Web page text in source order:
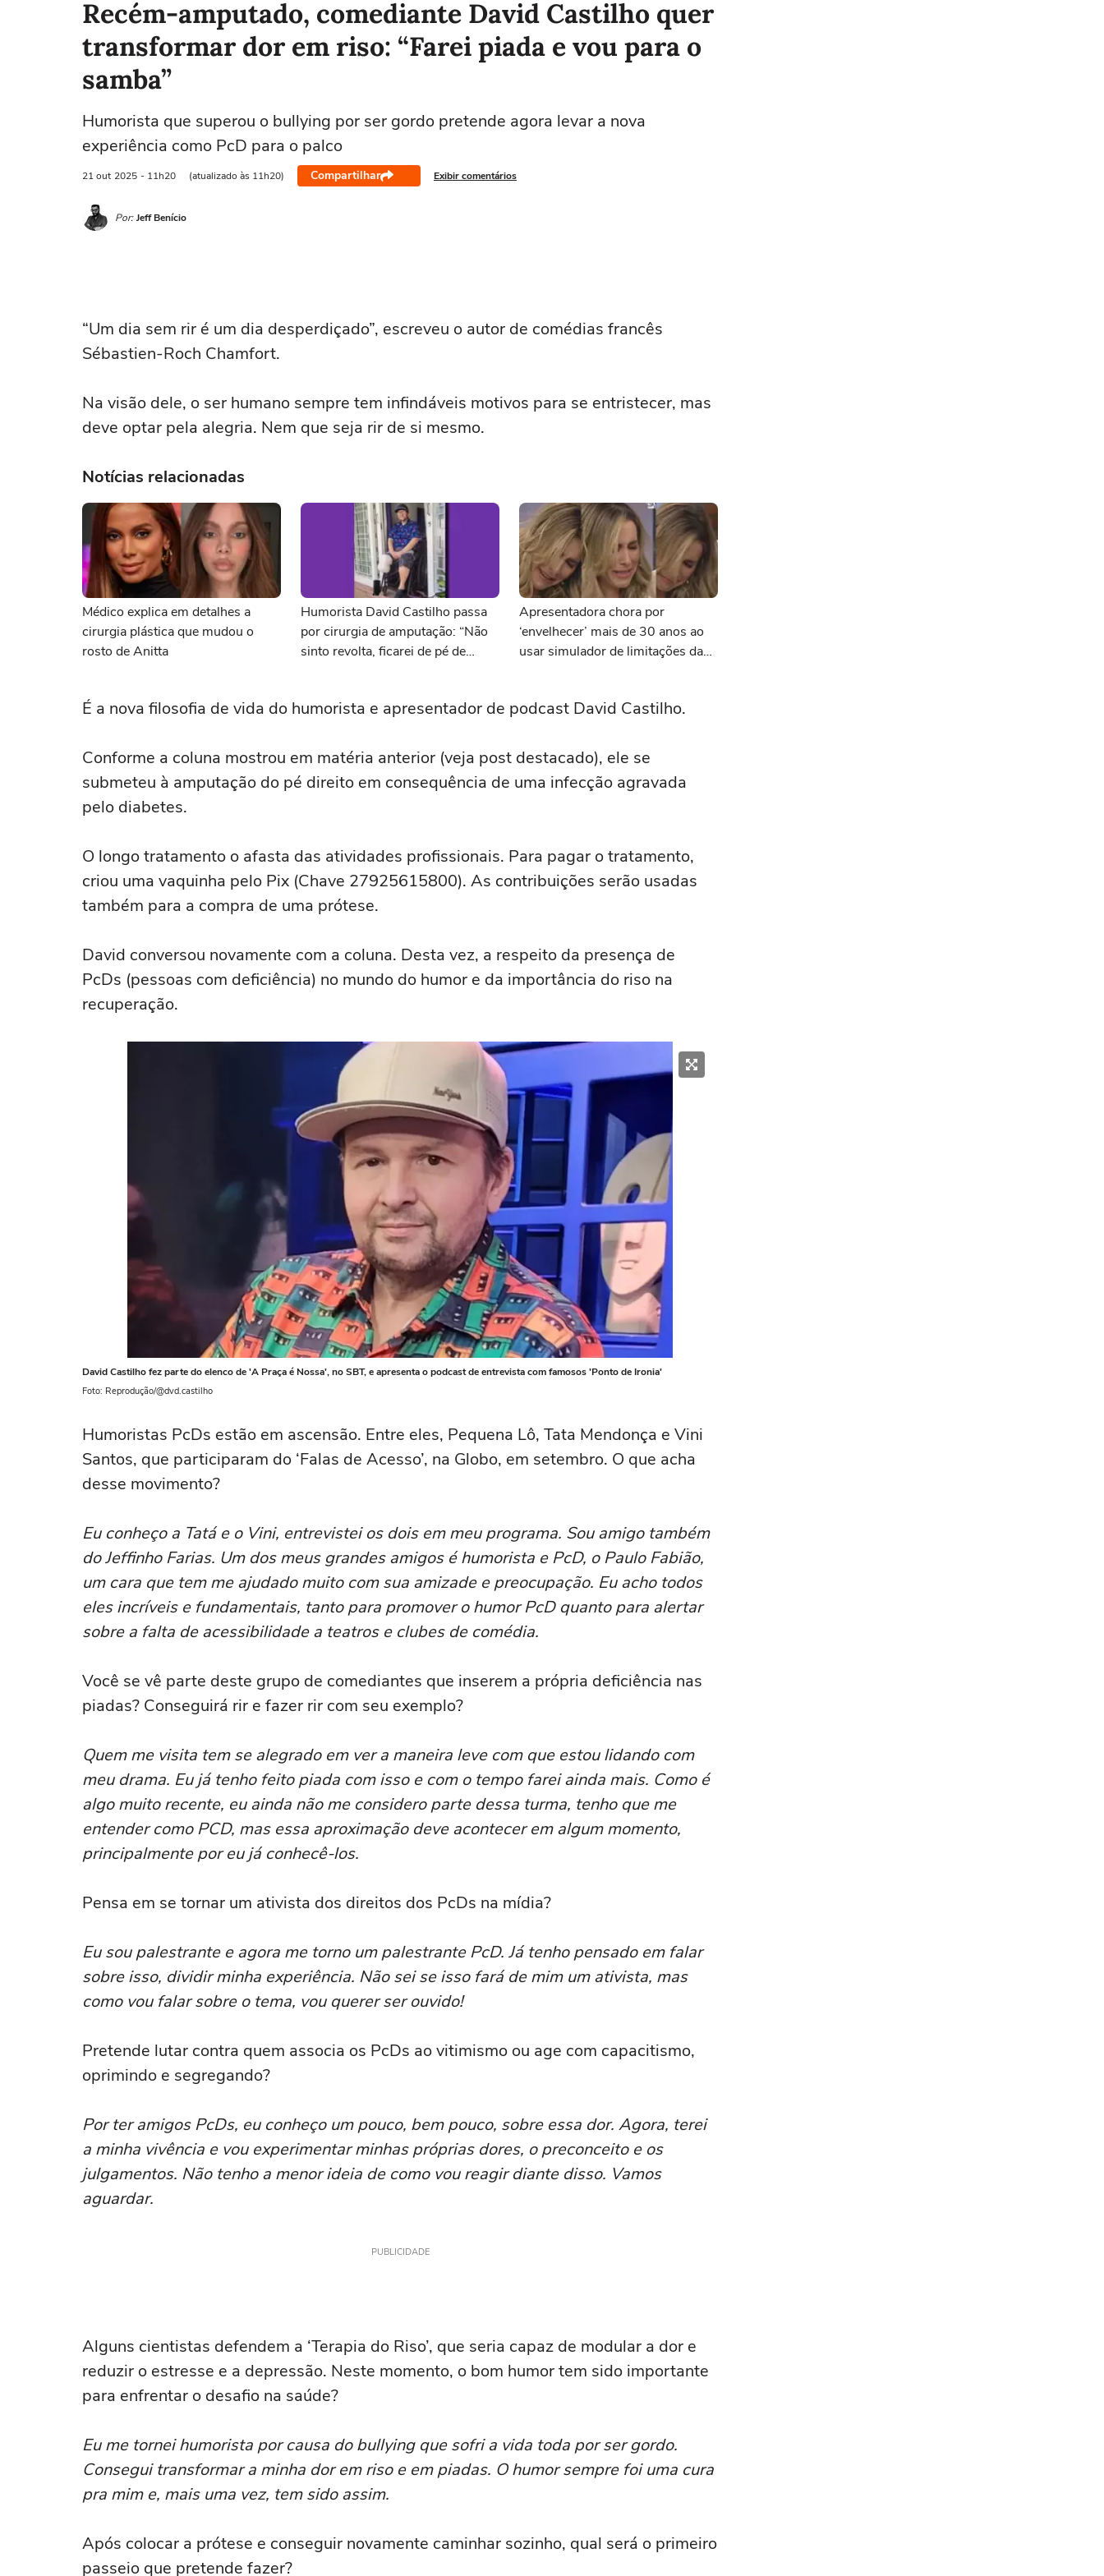
Recém-amputado, comediante David Castilho quer
transformar dor em riso: “Farei piada e vou para o
samba”
Humorista que superou o bullying por ser gordo pretende agora levar a nova
experiência como PcD para o palco
21 out 2025 - 11h20 (atualizado às 11h20) Compartilhar Exibir comentários
Por: Jeff Benício
“Um dia sem rir é um dia desperdiçado”, escreveu o autor de comédias francês
Sébastien-Roch Chamfort.
Na visão dele, o ser humano sempre tem infindáveis motivos para se entristecer, mas
deve optar pela alegria. Nem que seja rir de si mesmo.
Notícias relacionadas
Médico explica em detalhes a
cirurgia plástica que mudou o
rosto de Anitta
Humorista David Castilho passa
por cirurgia de amputação: “Não
sinto revolta, ficarei de pé de
Apresentadora chora por
‘envelhecer’ mais de 30 anos ao
usar simulador de limitações da
É a nova filosofia de vida do humorista e apresentador de podcast David Castilho.
Conforme a coluna mostrou em matéria anterior (veja post destacado), ele se
submeteu à amputação do pé direito em consequência de uma infecção agravada
pelo diabetes.
O longo tratamento o afasta das atividades profissionais. Para pagar o tratamento,
criou uma vaquinha pelo Pix (Chave 27925615800). As contribuições serão usadas
também para a compra de uma prótese.
David conversou novamente com a coluna. Desta vez, a respeito da presença de
PcDs (pessoas com deficiência) no mundo do humor e da importância do riso na
recuperação.
David Castilho fez parte do elenco de 'A Praça é Nossa', no SBT, e apresenta o podcast de entrevista com famosos 'Ponto de Ironia'
Foto: Reprodução/@dvd.castilho
Humoristas PcDs estão em ascensão. Entre eles, Pequena Lô, Tata Mendonça e Vini
Santos, que participaram do ‘Falas de Acesso’, na Globo, em setembro. O que acha
desse movimento?
Eu conheço a Tatá e o Vini, entrevistei os dois em meu programa. Sou amigo também
do Jeffinho Farias. Um dos meus grandes amigos é humorista e PcD, o Paulo Fabião,
um cara que tem me ajudado muito com sua amizade e preocupação. Eu acho todos
eles incríveis e fundamentais, tanto para promover o humor PcD quanto para alertar
sobre a falta de acessibilidade a teatros e clubes de comédia.
Você se vê parte deste grupo de comediantes que inserem a própria deficiência nas
piadas? Conseguirá rir e fazer rir com seu exemplo?
Quem me visita tem se alegrado em ver a maneira leve com que estou lidando com
meu drama. Eu já tenho feito piada com isso e com o tempo farei ainda mais. Como é
algo muito recente, eu ainda não me considero parte dessa turma, tenho que me
entender como PCD, mas essa aproximação deve acontecer em algum momento,
principalmente por eu já conhecê-los.
Pensa em se tornar um ativista dos direitos dos PcDs na mídia?
Eu sou palestrante e agora me torno um palestrante PcD. Já tenho pensado em falar
sobre isso, dividir minha experiência. Não sei se isso fará de mim um ativista, mas
como vou falar sobre o tema, vou querer ser ouvido!
Pretende lutar contra quem associa os PcDs ao vitimismo ou age com capacitismo,
oprimindo e segregando?
Por ter amigos PcDs, eu conheço um pouco, bem pouco, sobre essa dor. Agora, terei
a minha vivência e vou experimentar minhas próprias dores, o preconceito e os
julgamentos. Não tenho a menor ideia de como vou reagir diante disso. Vamos
aguardar.
PUBLICIDADE
Alguns cientistas defendem a ‘Terapia do Riso’, que seria capaz de modular a dor e
reduzir o estresse e a depressão. Neste momento, o bom humor tem sido importante
para enfrentar o desafio na saúde?
Eu me tornei humorista por causa do bullying que sofri a vida toda por ser gordo.
Consegui transformar a minha dor em riso e em piadas. O humor sempre foi uma cura
pra mim e, mais uma vez, tem sido assim.
Após colocar a prótese e conseguir novamente caminhar sozinho, qual será o primeiro
passeio que pretende fazer?